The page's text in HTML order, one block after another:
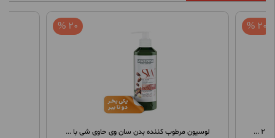
لوسیون مرطوب کننده بدن سان وی حاوی شی با ...
20 % 20 %